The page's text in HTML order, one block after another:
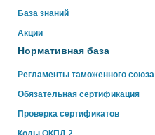
База знаний
Акции
Нормативная база
Регламенты таможенного союза
Обязательная сертификация
Проверка сертификатов